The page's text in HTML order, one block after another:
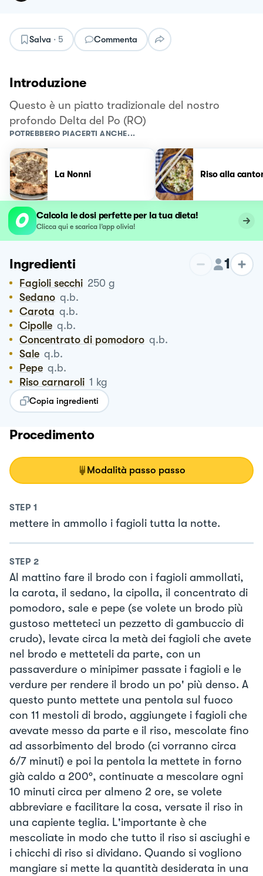
Salva · 5 Commenta
Introduzione
Questo è un piatto tradizionale del nostro
profondo Delta del Po (RO)
POTREBBERO PIACERTI ANCHE...
La Nonni Riso alla
Calcola le dosi perfette per la tua dieta!
Clicca qui e scarica l’app olivia!
Ingredienti 1
Fagioli secchi 250 g
Sedano q.b.
Carota q.b.
Cipolle q.b.
Concentrato di pomodoro q.b.
Sale q.b.
Pepe q.b.
Riso carnaroli 1 kg
Copia ingredienti
Procedimento
Modalità passo passo
STEP 1
mettere in ammollo i fagioli tutta la notte.
STEP 2
Al mattino fare il brodo con i fagioli ammollati,
la carota, il sedano, la cipolla, il concentrato di
pomodoro, sale e pepe (se volete un brodo più
gustoso metteteci un pezzetto di gambuccio di
crudo), levate circa la metà dei fagioli che avete
nel brodo e metteteli da parte, con un
passaverdure o minipimer passate i fagioli e le
verdure per rendere il brodo un po' più denso. A
questo punto mettete una pentola sul fuoco
con 11 mestoli di brodo, aggiungete i fagioli che
avevate messo da parte e il riso, mescolate fino
ad assorbimento del brodo (ci vorranno circa
6/7 minuti) e poi la pentola la mettete in forno
già caldo a 200°, continuate a mescolare ogni
10 minuti circa per almeno 2 ore, se volete
abbreviare e facilitare la cosa, versate il riso in
una capiente teglia. L'importante è che
mescoliate in modo che tutto il riso si asciughi e
i chicchi di riso si dividano. Quando si vogliono
mangiare si mette la quantità desiderata in una